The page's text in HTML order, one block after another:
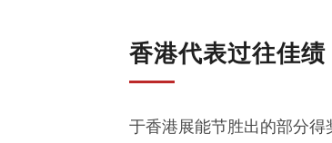
香港代表过往佳绩
于香港展能节胜出的部分得